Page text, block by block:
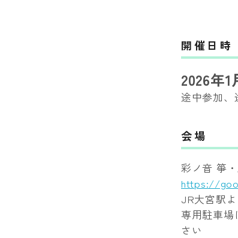
開催日時
2026年
途中参加、
会場
彩ノ音 箏
https://
JR大宮駅
専用駐車場
さい